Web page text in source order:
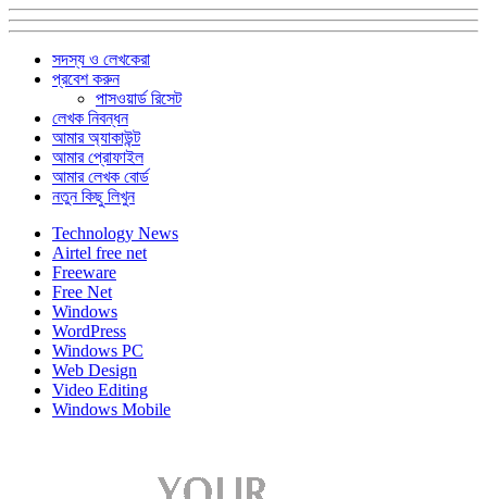
সদস্য ও লেখকেরা
প্রবেশ করুন
পাসওয়ার্ড রিসেট
লেখক নিবন্ধন
আমার অ্যাকাউন্ট
আমার প্রোফাইল
আমার লেখক বোর্ড
নতুন কিছু লিখুন
Technology News
Airtel free net
Freeware
Free Net
Windows
WordPress
Windows PC
Web Design
Video Editing
Windows Mobile